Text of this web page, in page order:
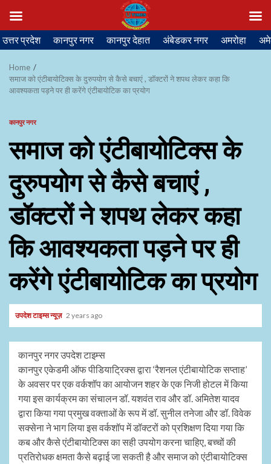
Skip
to
content
उत्तर प्रदेश कानपुर नगर कानपुर देहात अंबेडकर नगर अमरोहा
Home
समाज को एंटीबायोटिक्स के दुरुपयोग से कैसे बचाएं , डॉक्टरों ने शपथ लेकर कहा कि
आवश्यकता पड़ने पर ही करेंगे एंटीबायोटिक का प्रयोग
कानपुर नगर
समाज को एंटीबायोटिक्स के
दुरुपयोग से कैसे बचाएं ,
डॉक्टरों ने शपथ लेकर कहा
कि आवश्यकता पड़ने पर ही
करेंगे एंटीबायोटिक का प्रयोग
उपदेश टाइम्स न्यूज़ 2 years ago
कानपुर नगर उपदेश टाइम्स
कानपुर एकेडमी ऑफ पीडियाट्रिक्स द्वारा ‘रैशनल एंटीबायोटिक सप्ताह’
के अवसर पर एक वर्कशॉप का आयोजन शहर के एक निजी होटल में किया
गया इस कार्यक्रम का संचालन डॉ. यशवंत राव और डॉ. अमितेश यादव
द्वारा किया गया प्रमुख वक्ताओं के रूप में डॉ. सुनील तनेजा और डॉ. विवेक
सक्सेना ने भाग लिया इस वर्कशॉप में डॉक्टरों को प्रशिक्षण दिया गया कि
कब और कैसे एंटीबायोटिक्स का सही उपयोग करना चाहिए, बच्चों की
प्रतिरोधक क्षमता कैसे बढ़ाई जा सकती है और समाज को एंटीबायोटिक्स